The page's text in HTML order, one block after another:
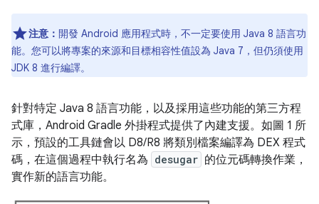
注意： 開發 Android 應用程式時，不一定要使用 Java 8 語言功
能。您可以將專案的來源和目標相容性值設為 Java 7，但仍須使用
JDK 8 進行編譯。
針對特定 Java 8 語言功能，以及採用這些功能的第三方程
式庫，Android Gradle 外掛程式提供了內建支援。如圖 1 所
示，預設的工具鏈會以 D8/R8 將類別檔案編譯為 DEX 程式
碼，在這個過程中執行名為 desugar 的位元碼轉換作業，
實作新的語言功能。